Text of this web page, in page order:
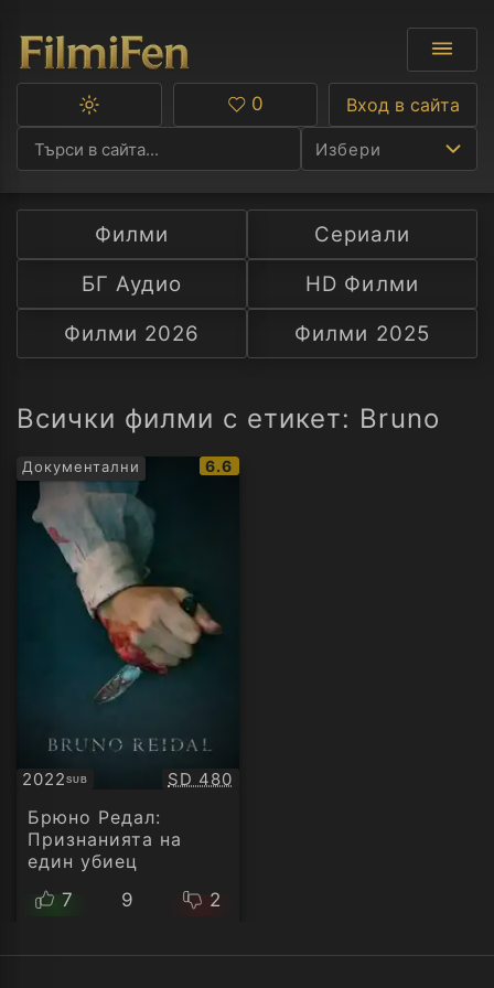
Избери
Ф
С
А
Превключване
тъмна
тема
Любими
0 Вход в сайта
Филми
Сериали
БГ Аудио
HD Филми
Филми 2026
Филми 2025
Всички филми с етикет: Bruno
Документални
IMDb
6.6
2022SUB
Субтитри Качество:
SD 480
Брюно Редал:
Признанията на
един убиец
7
9 2